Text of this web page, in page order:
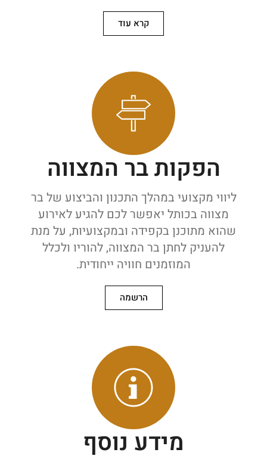
קרא עוד
הפקות בר המצווה
ליווי מקצועי במהלך התכנון והביצוע של בר
מצווה בכותל יאפשר לכם להגיע לאירוע
שהוא מתוכנן בקפידה ובמקצועיות, על מנת
להעניק לחתן בר המצווה, להוריו ולכלל
המוזמנים חוויה ייחודית.
הרשמה
מידע נוסף